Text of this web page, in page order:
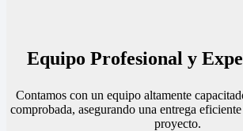
Equipo Profesional y
Contamos con un equipo altamente
comprobada, asegurando una entrega
proyecto.